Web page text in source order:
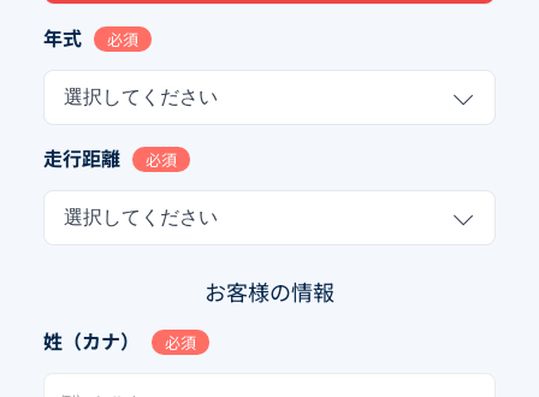
年式 必須
選択してください
走行距離 必須
選択してください
お客様の情報
姓（カナ） 必須